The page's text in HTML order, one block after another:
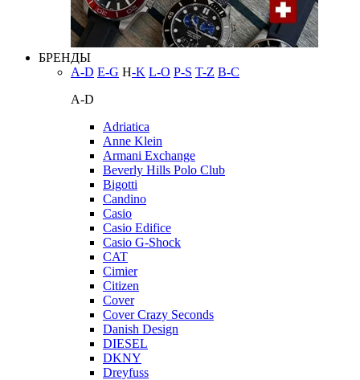
БРЕНДЫ
A-D E-G H-K L-O P-S T-Z В-С
A-D
Adriatica
Anne Klein
Armani Exchange
Beverly Hills Polo Club
Bigotti
Candino
Casio
Casio Edifice
Casio G-Shock
CAT
Cimier
Citizen
Cover
Cover Crazy Seconds
Danish Design
DIESEL
DKNY
Dreyfuss